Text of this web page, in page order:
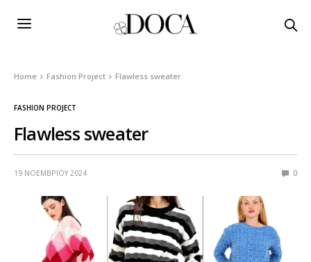
Home Fashion Project Flawless sweater
FASHION PROJECT
Flawless sweater
19 ΝΟΕΜΒΡΊΟΥ 2024 0